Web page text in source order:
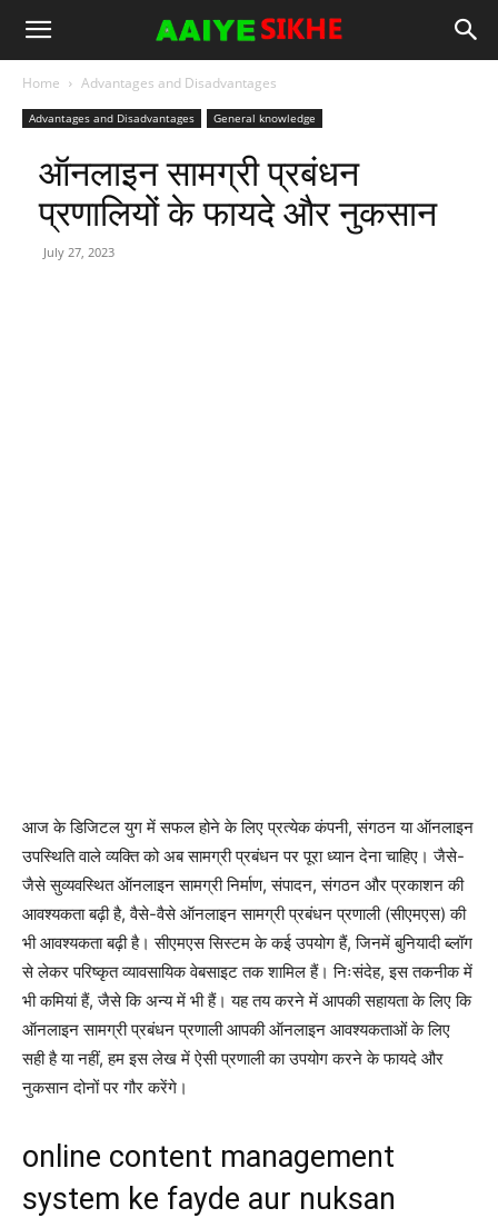
Home Advantages and Disadvantages
Advantages and Disadvantages General knowledge
ऑनलाइन सामग्री प्रबंधन
प्रणालियों के फायदे और नुकसान
July 27, 2023
आज के डिजिटल युग में सफल होने के लिए प्रत्येक कंपनी, संगठन या ऑनलाइन
उपस्थिति वाले व्यक्ति को अब सामग्री प्रबंधन पर पूरा ध्यान देना चाहिए। जैसे-
जैसे सुव्यवस्थित ऑनलाइन सामग्री निर्माण, संपादन, संगठन और प्रकाशन की
आवश्यकता बढ़ी है, वैसे-वैसे ऑनलाइन सामग्री प्रबंधन प्रणाली (सीएमएस) की
भी आवश्यकता बढ़ी है। सीएमएस सिस्टम के कई उपयोग हैं, जिनमें बुनियादी ब्लॉग
से लेकर परिष्कृत व्यावसायिक वेबसाइट तक शामिल हैं। निःसंदेह, इस तकनीक में
भी कमियां हैं, जैसे कि अन्य में भी हैं। यह तय करने में आपकी सहायता के लिए कि
ऑनलाइन सामग्री प्रबंधन प्रणाली आपकी ऑनलाइन आवश्यकताओं के लिए
सही है या नहीं, हम इस लेख में ऐसी प्रणाली का उपयोग करने के फायदे और
नुकसान दोनों पर गौर करेंगे।
online content management
system ke fayde aur nuksan